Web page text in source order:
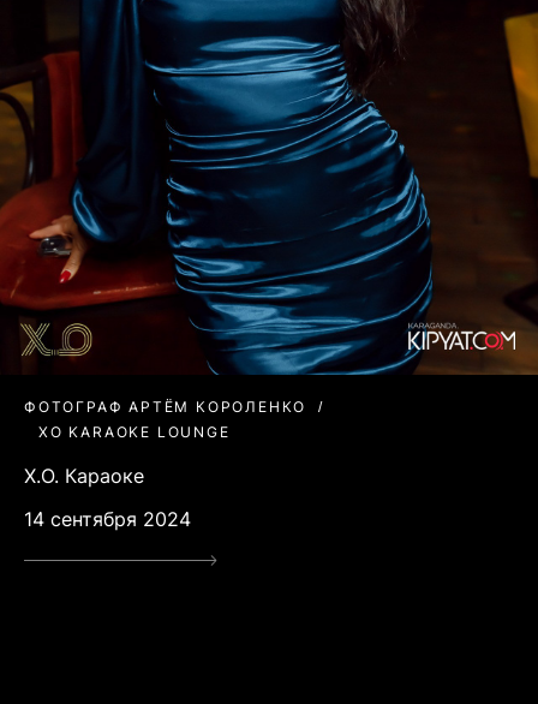
ФОТОГРАФ АРТЁМ КОРОЛЕНКО
XO KARAOKE LOUNGE
X.O. Караоке
14 сентября 2024